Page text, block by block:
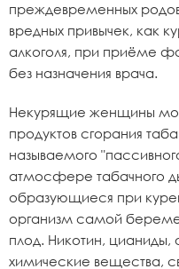
преждевременных
вредных привычек, как
алкоголя, при приёме
без назначения врача.
Некурящие женщины
продуктов сгорания
называемого
атмосфере табачного
образующиеся при
организм самой
плод. Никотин, цианиды,
химические вещества,